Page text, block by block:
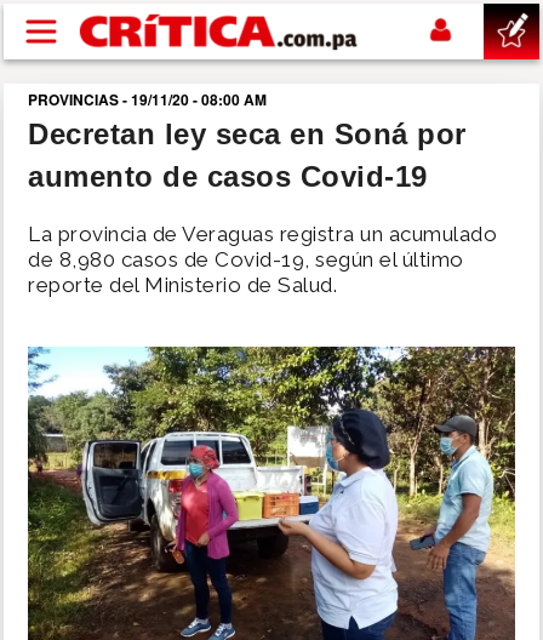
Pasar al contenido principal
buscar
SUCESOS
NACIONAL
SHOW
DEPORTES
MUNDO
INSÓLITAS
PROVINCIAS - 19/11/20 - 08:00 AM
Decretan ley seca en Soná por
aumento de casos Covid-19
La provincia de Veraguas registra un acumulado
de 8,980 casos de Covid-19, según el último
reporte del Ministerio de Salud.